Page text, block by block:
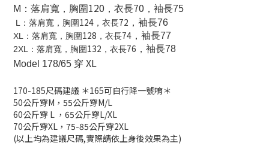
M ：落肩寬 ，胸圍 120 ，衣長70 ，袖長75
L ： 落肩寬，胸圍124 ，衣長72 ，袖長76
XL ： 落肩寬，胸圍128 ，衣長74 ，袖長77
2XL ： 落肩寬，胸圍132 ，衣長76 ，袖長78
Model 178/65 穿 XL
170-185尺碼建議 ＊165可自行降一號唷＊
50公斤穿M， 55公斤穿M/L
60公斤穿 L ， 65公斤穿L/XL
70公斤穿XL， 75-85公斤穿2XL
(以上均為建議尺碼,實際請依上身後效果為主)